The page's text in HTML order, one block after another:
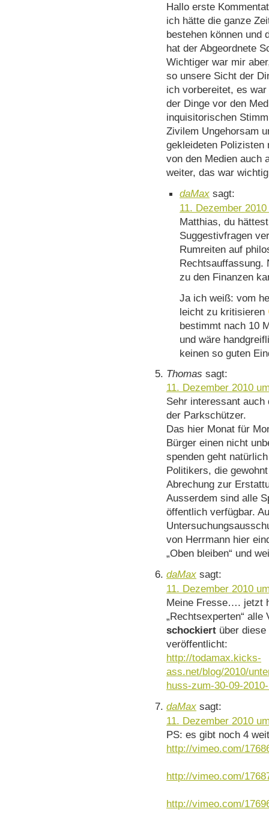
Hallo erste
ich hätte die ganze
bestehen können und
hat der Abgeordnete
Wichtiger war mir
so unsere Sicht der
ich vorbereitet, es
der Dinge vor den
inquisitorischen
Zivilem Ungehorsam
gekleideten Polizisten
von den Medien auch
weiter, das war
daMax sagt:
11. Dezember
Matthias, du
Suggestivfragen
Rumreiten auf
Rechtsauffassung.
zu den Finanzen
Ja ich weiß: vom
leicht zu kritisieren
bestimmt nach 10
und wäre
keinen so guten
Thomas sagt:
11. Dezember 2010
Sehr interessant
der Parkschützer.
Das hier Monat für
Bürger einen nicht
spenden geht
Politikers, die
Abrechung zur
Ausserdem sind alle
öffentlich verfügbar.
von Herrmann hier
„Oben bleiben“ und
daMax sagt:
11. Dezember 2010
Meine Fresse…. jetzt
„Rechtsexperten“ alle
schockiert über
veröffentlicht:
http://todamax.kicks-
ass.net/blog/2010/
huss-zum-30-09-
daMax sagt:
11. Dezember 2010
PS: es gibt noch 4
http://vimeo.com/
http://vimeo.com/
http://vimeo.com/